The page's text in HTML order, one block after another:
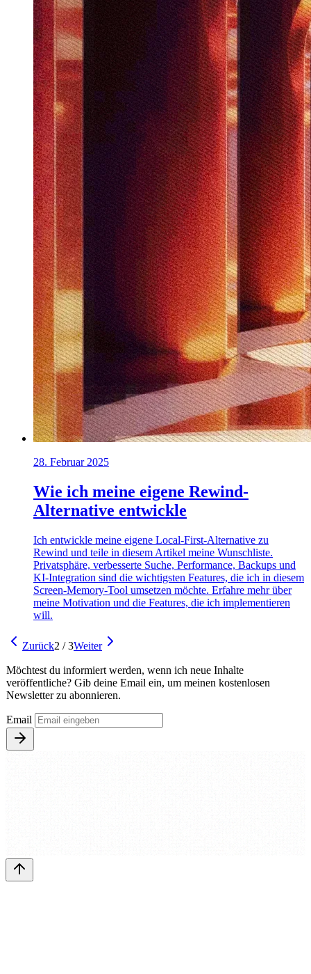
28. Februar 2025
Wie ich meine eigene Rewind-
Alternative entwickle
Ich entwickle meine eigene Local-First-Alternative zu
Rewind und teile in diesem Artikel meine Wunschliste.
Privatsphäre, verbesserte Suche, Performance, Backups und
KI-Integration sind die wichtigsten Features, die ich in diesem
Screen-Memory-Tool umsetzen möchte. Erfahre mehr über
meine Motivation und die Features, die ich implementieren
will.
Zurück2 / 3Weiter
Möchtest du informiert werden, wenn ich neue Inhalte
veröffentliche? Gib deine Email ein, um meinen kostenlosen
Newsletter zu abonnieren.
Email